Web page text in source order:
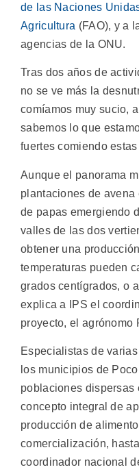
de las Naciones
Agricultura (FAO), y a
agencias de la ONU.
Tras dos años de
no se ve más la
comíamos muy sucio,
sabemos lo que
fuertes comiendo
Aunque el panorama
plantaciones de
de papas emergiendo
valles de las dos
obtener una
temperaturas pueden
grados centígrados, o
explica a IPS el
proyecto, el agrónomo
Especialistas de
los municipios de
poblaciones dispersas
concepto integral de
producción de
comercialización,
coordinador nacional